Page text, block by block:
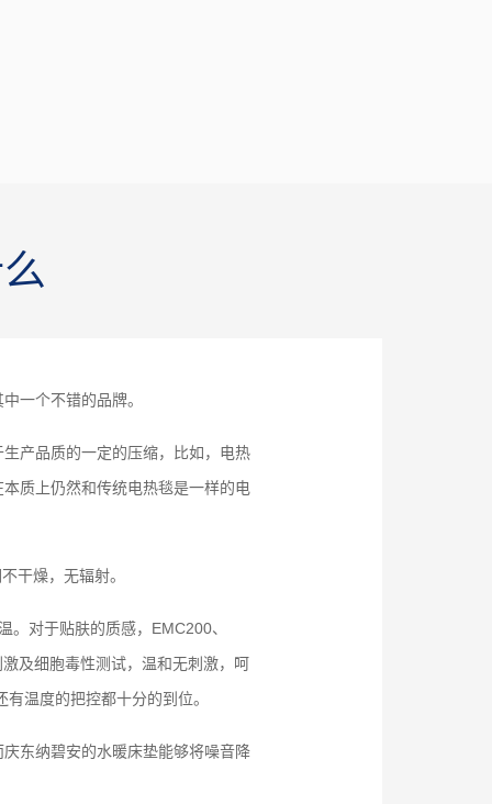
一个不错的品牌。
产品质的一定的压缩，比如，电热
质上仍然和传统电热毯是一样的电
干燥，无辐射。
对于贴肤的质感，EMC200、
及细胞毒性测试，温和无刺激，呵
温度的把控都十分的到位。
东纳碧安的水暖床垫能够将噪音降